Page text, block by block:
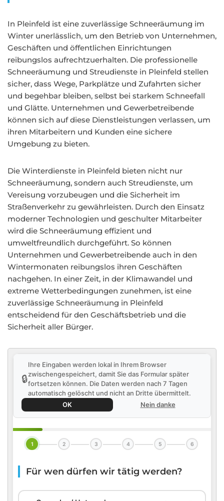
In Pleinfeld ist eine zuverlässige Schneeräumung im
Winter unerlässlich, um den Betrieb von Unternehmen,
Geschäften und öffentlichen Einrichtungen
reibungslos aufrechtzuerhalten. Die professionelle
Schneeräumung und Streudienste in Pleinfeld stellen
sicher, dass Wege, Parkplätze und Zufahrten sicher
und begehbar bleiben, selbst bei starkem Schneefall
und Glätte. Unternehmen und Gewerbetreibende
können sich auf diese Dienstleistungen verlassen, um
ihren Mitarbeitern und Kunden eine sichere
Umgebung zu bieten.
Die Winterdienste in Pleinfeld bieten nicht nur
Schneeräumung, sondern auch Streudienste, um
Vereisung vorzubeugen und die Sicherheit im
Straßenverkehr zu gewährleisten. Durch den Einsatz
moderner Technologien und geschulter Mitarbeiter
wird die Schneeräumung effizient und
umweltfreundlich durchgeführt. So können
Unternehmen und Gewerbetreibende auch in den
Wintermonaten reibungslos ihren Geschäften
nachgehen. In einer Zeit, in der Klimawandel und
extreme Wetterbedingungen zunehmen, ist eine
zuverlässige Schneeräumung in Pleinfeld
entscheidend für den Geschäftsbetrieb und die
Sicherheit aller Bürger.
🔒
Ihre Eingaben werden lokal in Ihrem Browser
zwischengespeichert, damit Sie das Formular später
fortsetzen können. Die Daten werden nach 7 Tagen
automatisch gelöscht und nicht an Dritte übermittelt.
OK
Nein danke
1 2 3 4 5 6
Für wen dürfen wir tätig werden?